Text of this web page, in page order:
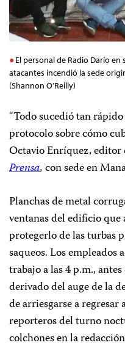
El personal de Radio Darío
atacantes incendió la sede
(Shannon O’Reilly)
“Todo sucedió tan
protocolo sobre cómo
Octavio Enríquez,
Prensa,con sede en
Planchas de metal
ventanas del edificio
protegerlo de las turbas
saqueos. Los
trabajo a las 4 p.m.,
derivado del auge de la
de arriesgarse a regresar
reporteros del turno
colchones en la